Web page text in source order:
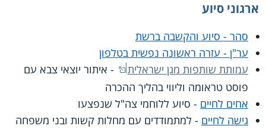
ארגוני סיוע
סהר - סיוע והקשבה ברשת
ער"ן - עזרה ראשונה נפשית בטלפון
עמותת שותפות מגן ישראלית
- איתור יוצאי צבא עם
פוסט טראומה וליווי בהליך ההכרה
אחים לחיים - סיוע ללוחמי צה"ל שנפצעו
גישה לחיים - למתמודדים עם מחלות קשות ובני משפחה